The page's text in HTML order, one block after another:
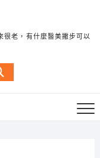
很老，有什麼醫美撇步可以